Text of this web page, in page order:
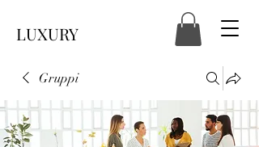
LUXURY
Gruppi